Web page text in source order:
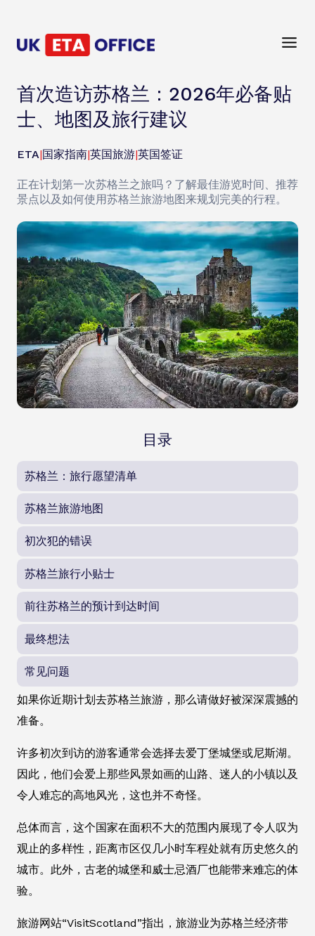
首次造访苏格兰：2026年必备贴
士、地图及旅行建议
ETA|国家指南|英国旅游|英国签证
正在计划第一次苏格兰之旅吗？了解最佳游览时间、推荐
景点以及如何使用苏格兰旅游地图来规划完美的行程。
目录
苏格兰：旅行愿望清单
苏格兰旅游地图
初次犯的错误
苏格兰旅行小贴士
前往苏格兰的预计到达时间
最终想法
常见问题
如果你近期计划去苏格兰旅游，那么请做好被深深震撼的
准备。
许多初次到访的游客通常会选择去爱丁堡城堡或尼斯湖。
因此，他们会爱上那些风景如画的山路、迷人的小镇以及
令人难忘的高地风光，这也并不奇怪。
总体而言，这个国家在面积不大的范围内展现了令人叹为
观止的多样性，距离市区仅几小时车程处就有历史悠久的
城市。此外，古老的城堡和威士忌酒厂也能带来难忘的体
验。
旅游网站“VisitScotland”指出，旅游业为苏格兰经济带